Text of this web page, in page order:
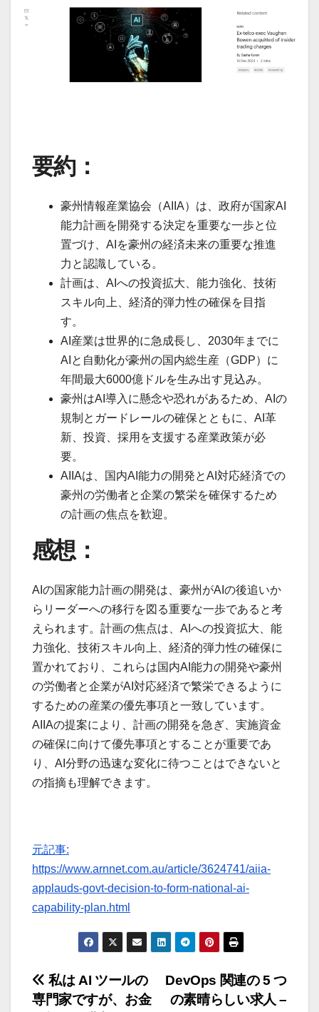
要約：
豪州情報産業協会（AIIA）は、政府が国家AI
能力計画を開発する決定を重要な一歩と位
置づけ、AIを豪州の経済未来の重要な推進
力と認識している。
計画は、AIへの投資拡大、能力強化、技術
スキル向上、経済的弾力性の確保を目指
す。
AI産業は世界的に急成長し、2030年までに
AIと自動化が豪州の国内総生産（GDP）に
年間最大6000億ドルを生み出す見込み。
豪州はAI導入に懸念や恐れがあるため、AIの
規制とガードレールの確保とともに、AI革
新、投資、採用を支援する産業政策が必
要。
AIIAは、国内AI能力の開発とAI対応経済での
豪州の労働者と企業の繁栄を確保するため
の計画の焦点を歓迎。
感想：
AIの国家能力計画の開発は、豪州がAIの後追いか
らリーダーへの移行を図る重要な一歩であると考
えられます。計画の焦点は、AIへの投資拡大、能
力強化、技術スキル向上、経済的弾力性の確保に
置かれており、これらは国内AI能力の開発や豪州
の労働者と企業がAI対応経済で繁栄できるように
するための産業の優先事項と一致しています。
AIIAの提案により、計画の開発を急ぎ、実施資金
の確保に向けて優先事項とすることが重要であ
り、AI分野の迅速な変化に待つことはできないと
の指摘も理解できます。
元記事:
https://www.arnnet.com.au/article/3624741/aiia-
applauds-govt-decision-to-form-national-ai-
capability-plan.html
投
DevOps 関連の 5 つ
の素晴らしい求人 –
私は AI ツールの
専門家ですが、お金